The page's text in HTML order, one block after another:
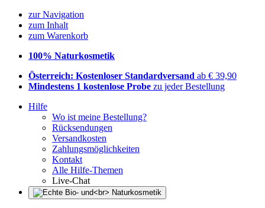
zur Navigation
zum Inhalt
zum Warenkorb
100% Naturkosmetik
Österreich: Kostenloser Standardversand ab € 39,90
Mindestens 1 kostenlose Probe zu jeder Bestellung
Hilfe
Wo ist meine Bestellung?
Rücksendungen
Versandkosten
Zahlungsmöglichkeiten
Kontakt
Alle Hilfe-Themen
Live-Chat